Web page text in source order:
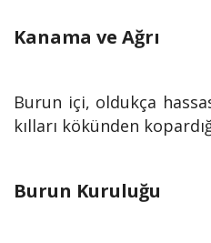
Kanama ve Ağrı
Burun içi, oldukça
kılları kökünden
Burun Kuruluğu